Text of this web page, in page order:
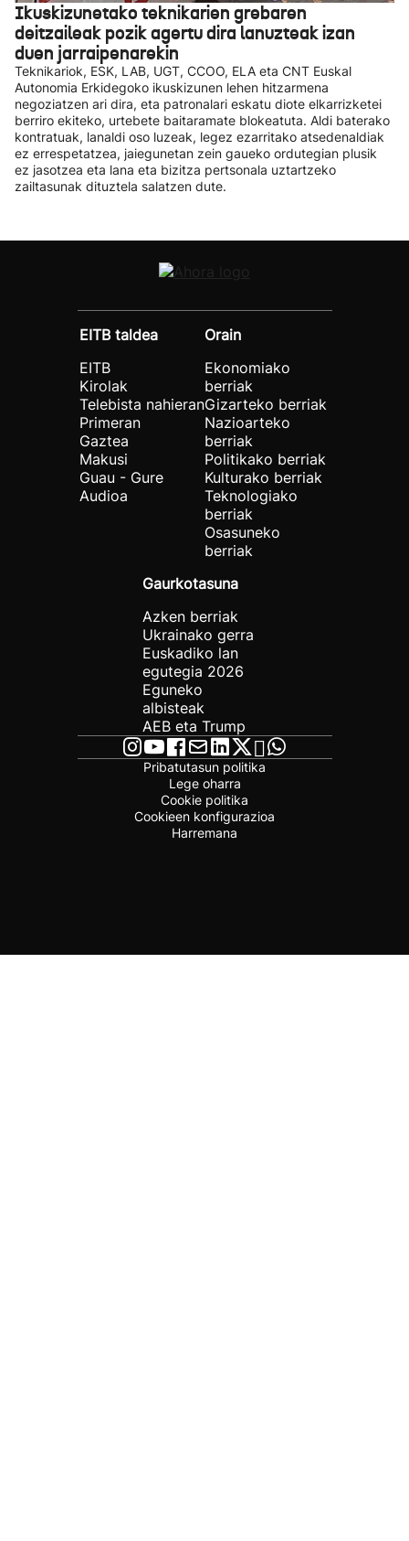
Ikuskizunetako teknikarien grebaren
deitzaileak pozik agertu dira lanuzteak izan
duen jarraipenarekin
Teknikariok, ESK, LAB, UGT, CCOO, ELA eta CNT Euskal
Autonomia Erkidegoko ikuskizunen lehen hitzarmena
negoziatzen ari dira, eta patronalari eskatu diote elkarrizketei
berriro ekiteko, urtebete baitaramate blokeatuta. Aldi baterako
kontratuak, lanaldi oso luzeak, legez ezarritako atsedenaldiak
ez errespetatzea, jaiegunetan zein gaueko ordutegian plusik
ez jasotzea eta lana eta bizitza pertsonala uztartzeko
zailtasunak dituztela salatzen dute.
EITB taldea
EITB
Kirolak
Telebista nahieran
Primeran
Gaztea
Makusi
Guau - Gure
Audioa
Orain
Ekonomiako
berriak
Gizarteko berriak
Nazioarteko
berriak
Politikako berriak
Kulturako berriak
Teknologiako
berriak
Osasuneko
berriak
Gaurkotasuna
Azken berriak
Ukrainako gerra
Euskadiko lan
egutegia 2026
Eguneko
albisteak
AEB eta Trump
Pribatutasun politika
Lege oharra
Cookie politika
Cookieen konfigurazioa
Harremana